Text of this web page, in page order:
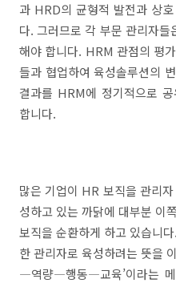
과 HRD의 균형적 발전과 상
다. 그러므로 각 부문 관리자
해야 합니다. HRM 관점의 평
들과 협업하여 육성솔루션의
결과를 HRM에 정기적으로
합니다.
많은 기업이 HR 보직을 관리
성하고 있는 까닭에 대부분 이
보직을 순환하게 하고 있습니
한 관리자로 육성하려는 뜻을
―역량―행동―교육’이라는